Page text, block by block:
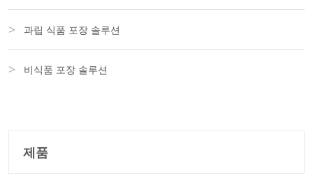
과립 식품 포장 솔루션
비식품 포장 솔루션
제품